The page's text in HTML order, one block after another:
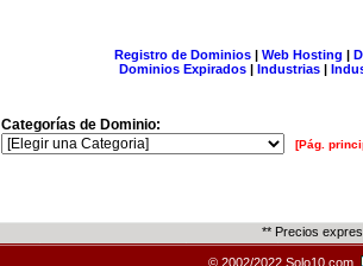
Registro de Dominios| Web Hosting |
Dominios Expirados | Industrias |
Categorías de Dominio:
[Pág.
** Precios
© 2002/2022 Solo10.com